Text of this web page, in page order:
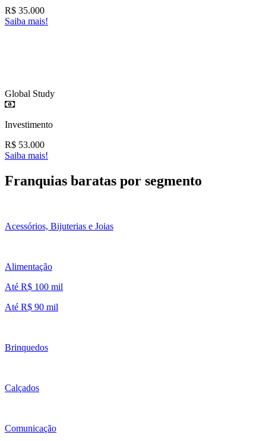
R$ 35.000
Saiba mais!
Global Study
Investimento
R$ 53.000
Saiba mais!
Franquias baratas por segmento
Acessórios, Bijuterias e Joias
Alimentação
Até R$ 100 mil
Até R$ 90 mil
Brinquedos
Calçados
Comunicação